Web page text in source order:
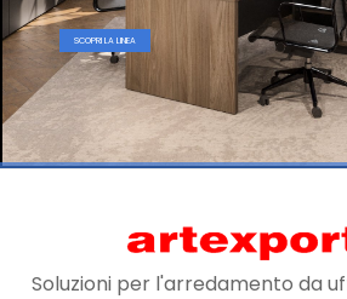
SCOPRI LA LINEA
Soluzioni per l'arredamento da